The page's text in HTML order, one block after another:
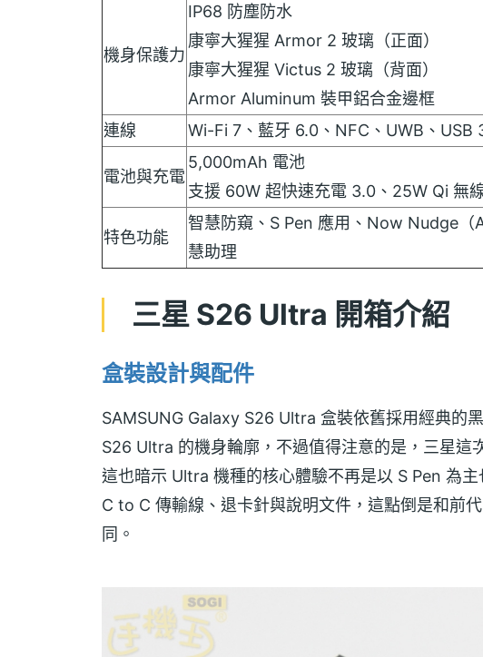
機身保護力
IP68 防塵防水
康寧大猩猩 Armor 2 玻璃（正面）
康寧大猩猩 Victus 2 玻璃（背面）
Armor Aluminum 裝甲鋁合金邊框
連線
Wi-Fi 7、藍牙 6.0、NFC、UWB、USB
電池與充電
5,000mAh 電池
支援 60W 超快速充電 3.0、25W Qi 無
特色功能
智慧防窺、S Pen 應用、Now Nudge
慧助理
三星 S26 Ultra 開箱介紹
盒裝設計與配件
SAMSUNG Galaxy S26 Ultra 盒裝依舊採用經典的
S26 Ultra 的機身輪廓，不過值得注意的是，三星這
這也暗示 Ultra 機種的核心體驗不再是以 S Pen 為
C to C 傳輸線、退卡針與說明文件，這點倒是和前
同。